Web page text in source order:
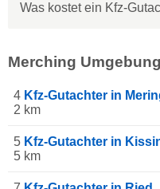
Was kostet ein Kfz-
Merching Umgebung
4 Kfz-Gutachter in
2 km
5 Kfz-Gutachter in
5 km